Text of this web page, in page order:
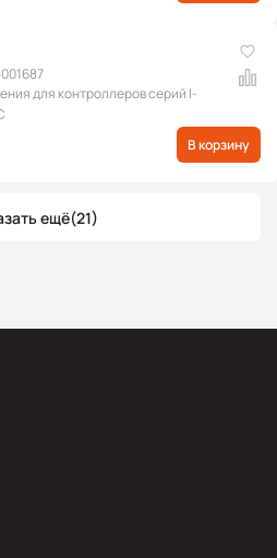
для контроллеров серий I-
В корзину
ещё(21)